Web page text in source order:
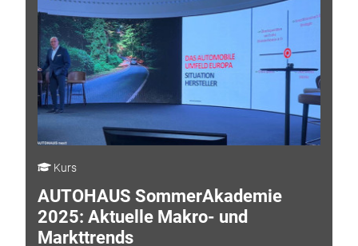
Kurs
AUTOHAUS SommerAkademie
2025: Aktuelle Makro- und
Markttrends